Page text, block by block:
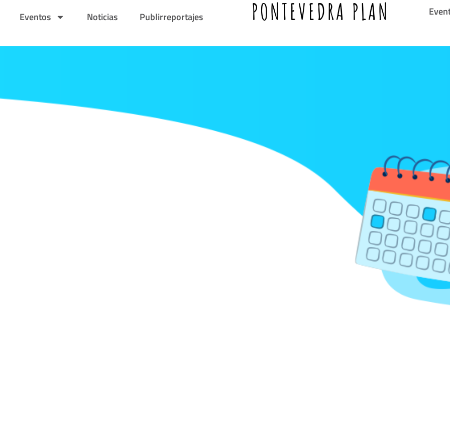
Eventos Noticias Publirreportajes PONTEVEDRA PLAN